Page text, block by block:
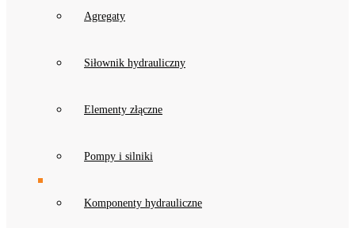
Agregaty
Siłownik hydrauliczny
Elementy złączne
Pompy i silniki
Komponenty hydrauliczne